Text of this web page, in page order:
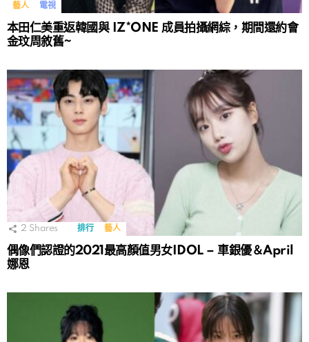
藝人 電視
本田仁美重返韓國與 IZ*ONE 成員拍攝網綜，期間還約會
金玟周敘舊~
2 Shares 排行 藝人
偶像們認證的2021最高顏值男女IDOL – 車銀優＆April
娜恩